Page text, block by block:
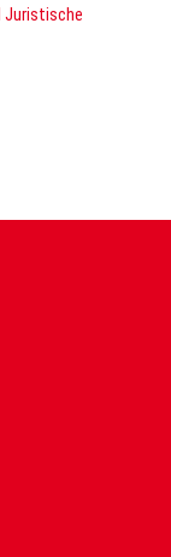
Juristische